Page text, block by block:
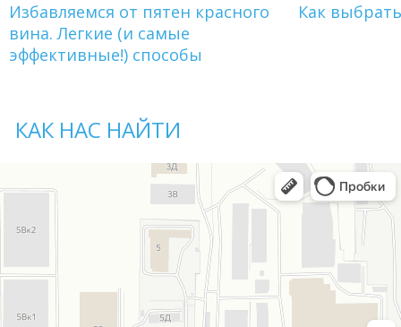
Избавляемся от пятен красного
вина. Легкие (и самые
эффективные!) способы
Как
КАК НАС НАЙТИ